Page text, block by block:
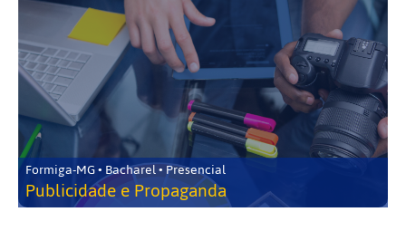
Formiga-MG • Bacharel • Presencial
Publicidade e Propaganda